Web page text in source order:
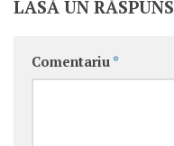
LASĂ UN RĂSPUNS
Comentariu *